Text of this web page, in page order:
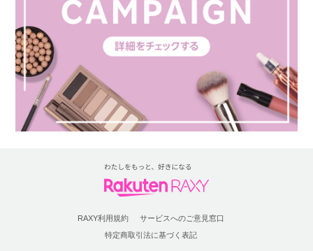
RAXY利用規約
サービスへのご意見窓口
特定商取引法に基づく表記